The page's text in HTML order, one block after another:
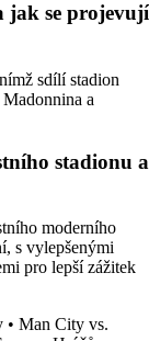
jak se projevují
sdílí stadion
a
stadionu a
moderního
s vylepšenými
pro lepší zážitek
• Man City vs.